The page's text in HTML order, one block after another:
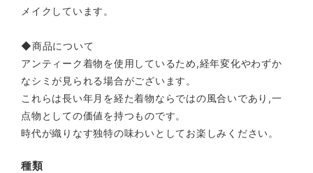
メイクしています。
◆商品について
アンティーク着物を使用しているため,経年変化やわずか
なシミが見られる場合がございます。
これらは長い年月を経た着物ならではの風合いであり,一
点物としての価値を持つものです。
時代が織りなす独特の味わいとしてお楽しみください。
種類